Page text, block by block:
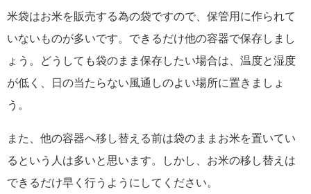
米袋はお米を販売する為の袋ですので、保管用に作られて
いないものが多いです。できるだけ他の容器で保存しまし
ょう。どうしても袋のまま保存したい場合は、温度と湿度
が低く、日の当たらない風通しのよい場所に置きましょ
う。
また、他の容器へ移し替える前は袋のままお米を置いてい
るという人は多いと思います。しかし、お米の移し替えは
できるだけ早く行うようにしてください。